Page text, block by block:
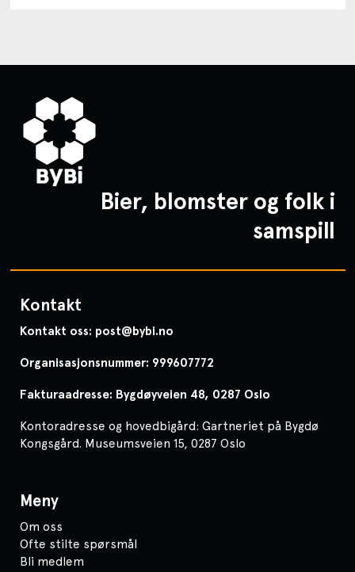
Bier, blomster og folk i
samspill
Kontakt
Kontakt oss: post@bybi.no
Organisasjonsnummer: 999607772
Fakturaadresse: Bygdøyveien 48, 0287 Oslo
Kontoradresse og hovedbigård: Gartneriet på Bygdø
Kongsgård. Museumsveien 15, 0287 Oslo
Meny
Om oss
Ofte stilte spørsmål
Bli medlem